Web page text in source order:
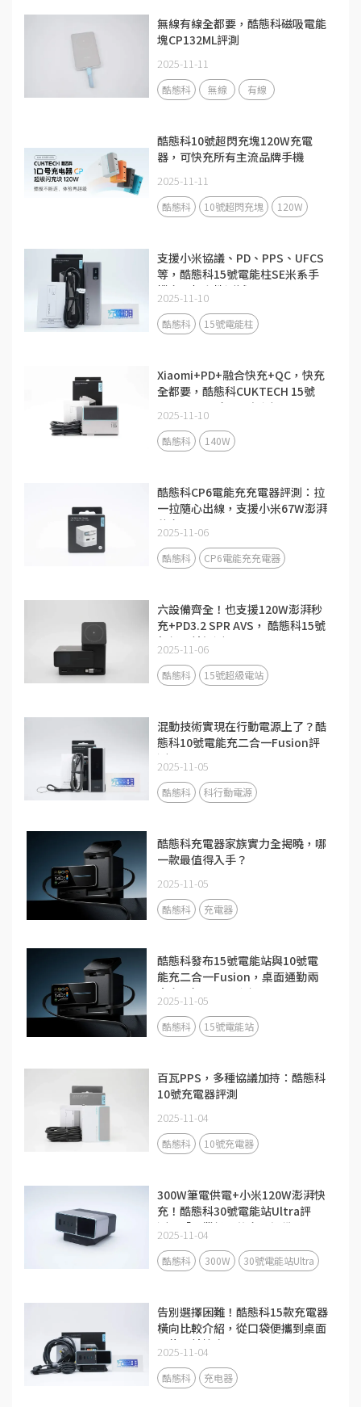
無線有線全都要，酷態科磁吸電能
塊CP132ML評測
2025-11-11
酷態科 無線 有線
酷態科10號超閃充塊120W充電
器，可快充所有主流品牌手機
2025-11-11
酷態科 10號超閃充塊 120W
支援小米協議、PD、PPS、UFCS
等，酷態科15號電能柱SE米系手
機充電相容性測試
2025-11-10
酷態科 15號電能柱
Xiaomi+PD+融合快充+QC，快充
全都要，酷態科CUKTECH 15號
140W 3C1A充電器評測
2025-11-10
酷態科 140W
酷態科CP6電能充充電器評測：拉
一拉隨心出線，支援小米67W澎湃
秒充！
2025-11-06
酷態科 CP6電能充充電器
六設備齊全！也支援120W澎湃秒
充+PD3.2 SPR AVS， 酷態科15號
超級電站評測
2025-11-06
酷態科 15號超級電站
混動技術實現在行動電源上了？酷
態科10號電能充二合一Fusion評
測
2025-11-05
酷態科 科行動電源
酷態科充電器家族實力全揭曉，哪
一款最值得入手？
2025-11-05
酷態科 充電器
酷態科發布15號電能站與10號電
能充二合一Fusion，桌面通勤兩
大充電場景全面升級
2025-11-05
酷態科 15號電能站
百瓦PPS，多種協議加持：酷態科
10號充電器評測
2025-11-04
酷態科 10號充電器
300W筆電供電+小米120W澎湃快
充！酷態科30號電能站Ultra評
測：「畢業級」的充電設備
2025-11-04
酷態科 300W 30號電能站Ultra
告別選擇困難！酷態科15款充電器
橫向比較介紹，從口袋便攜到桌面
全能一站搞定
2025-11-04
酷態科 充电器